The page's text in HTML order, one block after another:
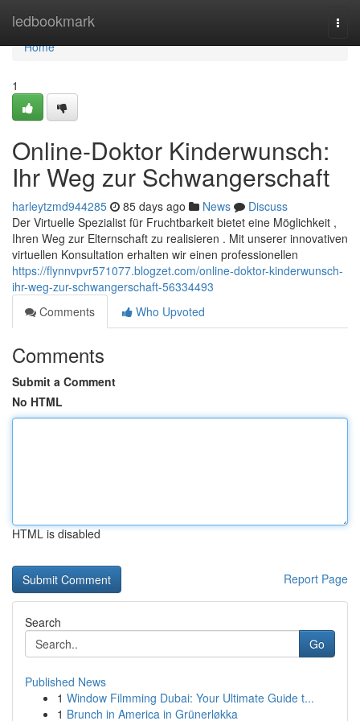
ledbookmark
Home
Home
1
Online-Doktor Kinderwunsch:
Ihr Weg zur Schwangerschaft
harleytzmd944285 85 days ago News
Discuss
Der Virtuelle Spezialist für Fruchtbarkeit bietet eine Möglichkeit ,
Ihren Weg zur Elternschaft zu realisieren . Mit unserer innovativen
virtuellen Konsultation erhalten wir einen professionellen
https://flynnvpvr571077.blogzet.com/online-doktor-kinderwunsch-
ihr-weg-zur-schwangerschaft-56334493
Comments
Who Upvoted
Comments
Submit a Comment
No HTML
HTML is disabled
Report Page
Search
Go
Published News
1 Window Filmming Dubai: Your Ultimate Guide t...
1 Brunch in America in Grünerløkka